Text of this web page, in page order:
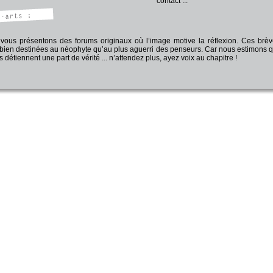
présentons des forums originaux où l’image motive la réflexion. Ces
destinées au néophyte qu’au plus aguerri des penseurs. Car nous estimons
détiennent une part de vérité ... n’attendez plus, ayez voix au chapitre !